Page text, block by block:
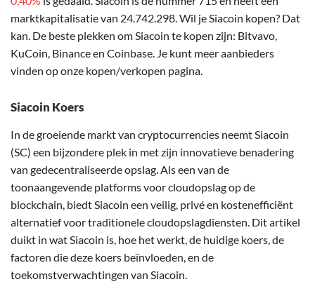
marktkapitalisatie van 24.742.298. Wil je Siacoin kopen? Dat
kan. De beste plekken om Siacoin te kopen zijn: Bitvavo,
KuCoin, Binance en Coinbase. Je kunt meer aanbieders
vinden op onze kopen/verkopen pagina.
Siacoin Koers
In de groeiende markt van cryptocurrencies neemt Siacoin
(SC) een bijzondere plek in met zijn innovatieve benadering
van gedecentraliseerde opslag. Als een van de
toonaangevende platforms voor cloudopslag op de
blockchain, biedt Siacoin een veilig, privé en kostenefficiënt
alternatief voor traditionele cloudopslagdiensten. Dit artikel
duikt in wat Siacoin is, hoe het werkt, de huidige koers, de
factoren die deze koers beïnvloeden, en de
toekomstverwachtingen van Siacoin.